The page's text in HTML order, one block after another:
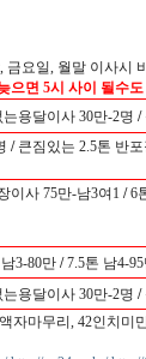
요일, 월말 이사시
으면 5시 사이 될수
용달이사 30만-2명 /
/큰짐있는 2.5톤 반
이사 75만-남3여1 /6
3-80만 /7.5톤 남4-
용달이사 30만-2명 /
자마무리, 42인치미